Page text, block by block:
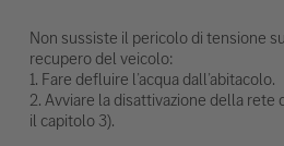
Non sussiste il pericolo di tensione
recupero del veicolo:
1. Fare defluire l’acqua dall’abitacolo.
2. Avviare la disattivazione della rete
il capitolo 3).